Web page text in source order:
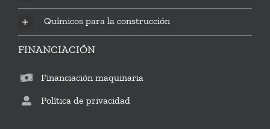
Químicos para la construcción
FINANCIACIÓN
Financiación maquinaria
Política de privacidad